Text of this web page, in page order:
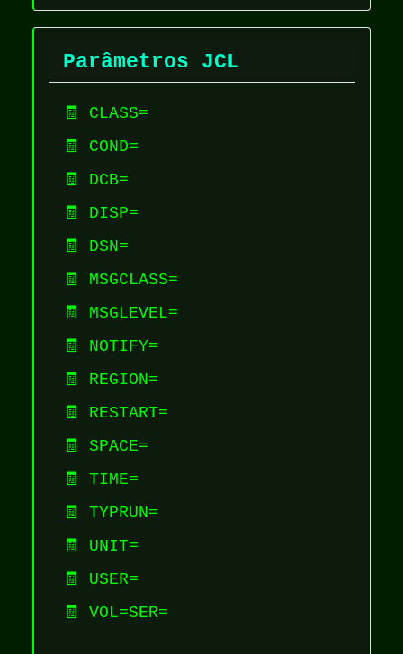
Parâmetros JCL
🧾 CLASS=
🧾 COND=
🧾 DCB=
🧾 DISP=
🧾 DSN=
🧾 MSGCLASS=
🧾 MSGLEVEL=
🧾 NOTIFY=
🧾 REGION=
🧾 RESTART=
🧾 SPACE=
🧾 TIME=
🧾 TYPRUN=
🧾 UNIT=
🧾 USER=
🧾 VOL=SER=